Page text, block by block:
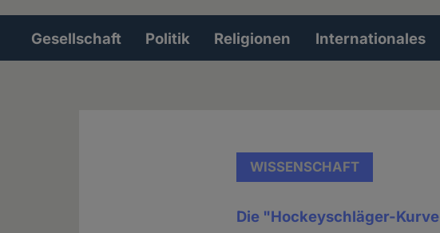
Volltextsuche
Hauptnavigation
Gesellschaft Politik Religionen Internationales
WISSENSCHAFT
Die "Hockeyschläger-